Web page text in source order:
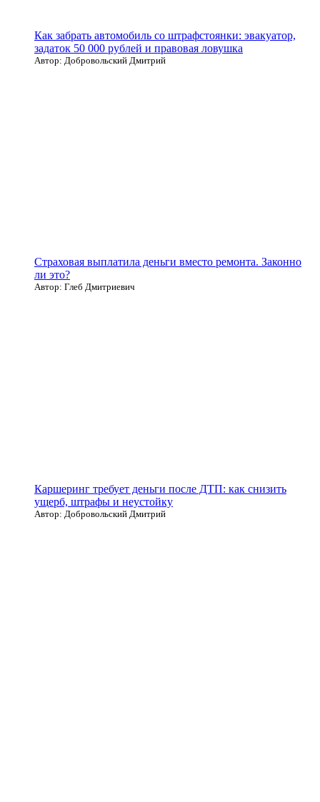
Как забрать автомобиль со штрафстоянки: эвакуатор,
задаток 50 000 рублей и правовая ловушка
Автор: Добровольский Дмитрий
Страховая выплатила деньги вместо ремонта. Законно
ли это?
Автор: Глеб Дмитриевич
Каршеринг требует деньги после ДТП: как снизить
ущерб, штрафы и неустойку
Автор: Добровольский Дмитрий